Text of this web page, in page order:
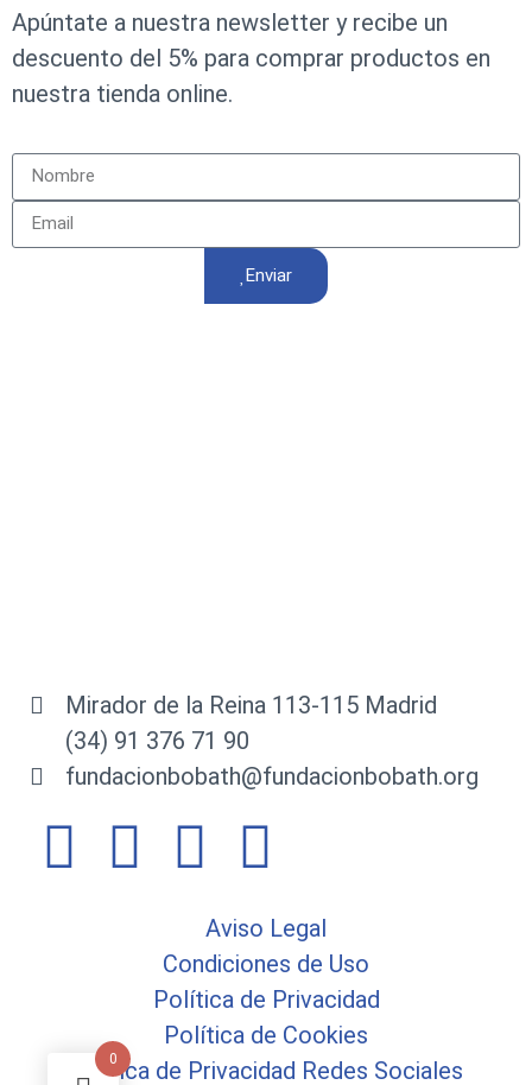
Apúntate a nuestra newsletter y recibe un
descuento del 5% para comprar productos en
nuestra tienda online.
Enviar
Mirador de la Reina 113-115 Madrid
(34) 91 376 71 90
fundacionbobath@fundacionbobath.org
Aviso Legal
Condiciones de Uso
Política de Privacidad
Política de Cookies
Política de Privacidad Redes Sociales
0